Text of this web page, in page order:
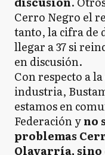
Cerro Negro el
tanto, la cifra de
llegar a 37 si
en discusión.
Con respecto a
industria,
estamos en
Federación yno
problemas
Olavarría, sino